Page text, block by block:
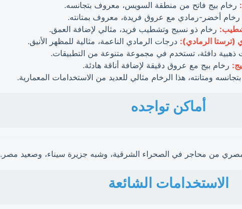
رخام بيج فاتح من منطقة السويس، معروف بتجانسه.
رخام أخضر-رمادي مع عروق فريدة، معروف بمتانته.
رخام ذو نسيج وتشطيب فريد، مثالي لإضافة العمق.
(ترستا الرمادي): درجات الرمادي الناعمة، مثالية للمظهر الأنيق.
ذهبية دافئة، تستخدم في مجموعة متنوعة من التطبيقات.
رخام بيج مع عروق دقيقة لإضافة أناقة هادئة.
ومتانته، هذا الرخام مثالي للعديد من الاستخدامات المعمارية.
أماكن تواجده
من محاجر في الصحراء الشرقية، وشبه جزيرة سيناء، وصعيد مصر.
الاستخدامات الشائعة